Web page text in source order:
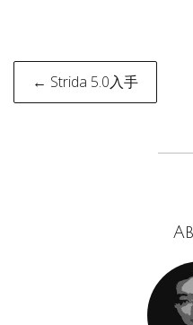
Post
navigation
← Strida 5.0入手